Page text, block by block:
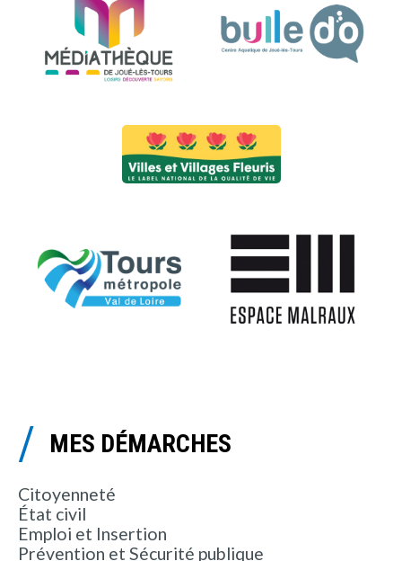
MES DÉMARCHES
Citoyenneté
État civil
Emploi et Insertion
Prévention et Sécurité publique